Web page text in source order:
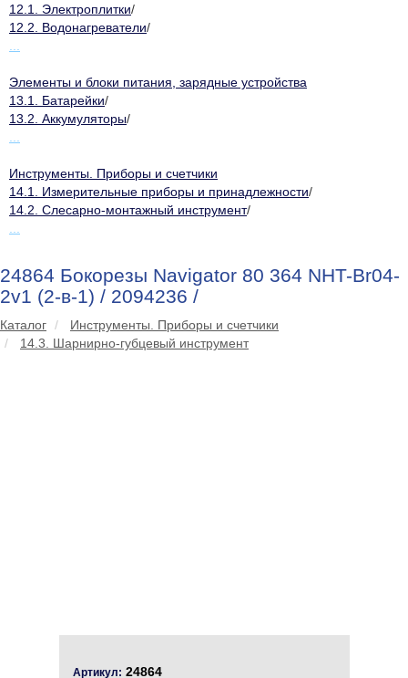
12.1. Электроплитки/
12.2. Водонагреватели/
Элементы и блоки питания, зарядные устройства
13.1. Батарейки/
13.2. Аккумуляторы/
Инструменты. Приборы и счетчики
14.1. Измерительные приборы и принадлежности/
14.2. Слесарно-монтажный инструмент/
24864 Бокорезы Navigator 80 364 NHT-Br04-
2v1 (2-в-1) / 2094236 /
Каталог
Инструменты. Приборы и счетчики
14.3. Шарнирно-губцевый инструмент
Артикул: 24864